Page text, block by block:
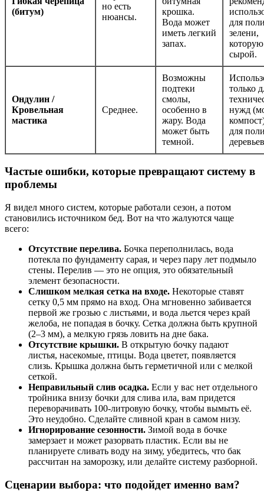
(битум)
но есть
нюансы.
крошка.
Вода может
иметь легкий
запах.
для
зелени,
которую
сырой.
Ондулин /
Кровельная
мастика
Среднее.
Возможны
подтеки
смолы,
особенно в
жару. Вода
может быть
темной.
только
нужд
для
Частые ошибки, которые превращают систему в
проблемы
Я видел много систем, которые работали сезон, а потом
становились источником бед. Вот на что жалуются чаще
всего:
Отсутствие перелива. Бочка переполнилась, вода
потекла по фундаменту сарая, и через пару лет подмыло
стены. Перелив — это не опция, это обязательный
элемент безопасности.
Слишком мелкая сетка на входе. Некоторые ставят
сетку 0,5 мм прямо на вход. Она мгновенно забивается
первой же грозью с листьями, и вода льется через край
желоба, не попадая в бочку. Сетка должна быть крупной
(2–3 мм), а мелкую грязь ловить на дне бака.
Отсутствие крышки. В открытую бочку падают
листья, насекомые, птицы. Вода цветет, появляется
слизь. Крышка должна быть герметичной или с мелкой
сеткой.
Неправильный слив осадка. Если у вас нет отдельного
тройника внизу бочки для слива ила, вам придется
переворачивать 100-литровую бочку, чтобы вымыть её.
Это неудобно. Сделайте сливной кран в самом низу.
Игнорирование сезонности. Зимой вода в бочке
замерзает и может разорвать пластик. Если вы не
планируете сливать воду на зиму, убедитесь, что бак
рассчитан на заморозку, или делайте систему разборной.
Сценарии выбора: что подойдет именно вам?